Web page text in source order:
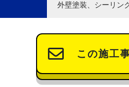
外壁塗装、シーリン
この施工